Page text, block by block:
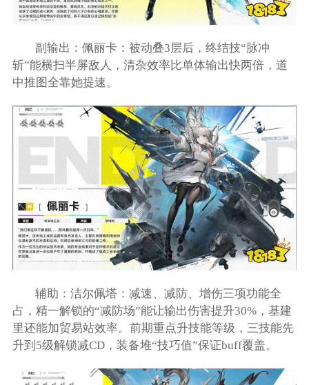
副输出：佩丽卡：被动叠3层后，终结技“脉冲
斩”能横扫半屏敌人，清杂效率比单体输出快两倍，道
中推图全靠她提速。
辅助：洁尔佩塔：减速、减防、增伤三项功能全
占，精一解锁的“减防场”能让输出伤害提升30%，基建
里还能加贸易站效率。前期重点升技能等级，三技能先
升到5级解锁减CD，装备堆“技巧值”保证buff覆盖。